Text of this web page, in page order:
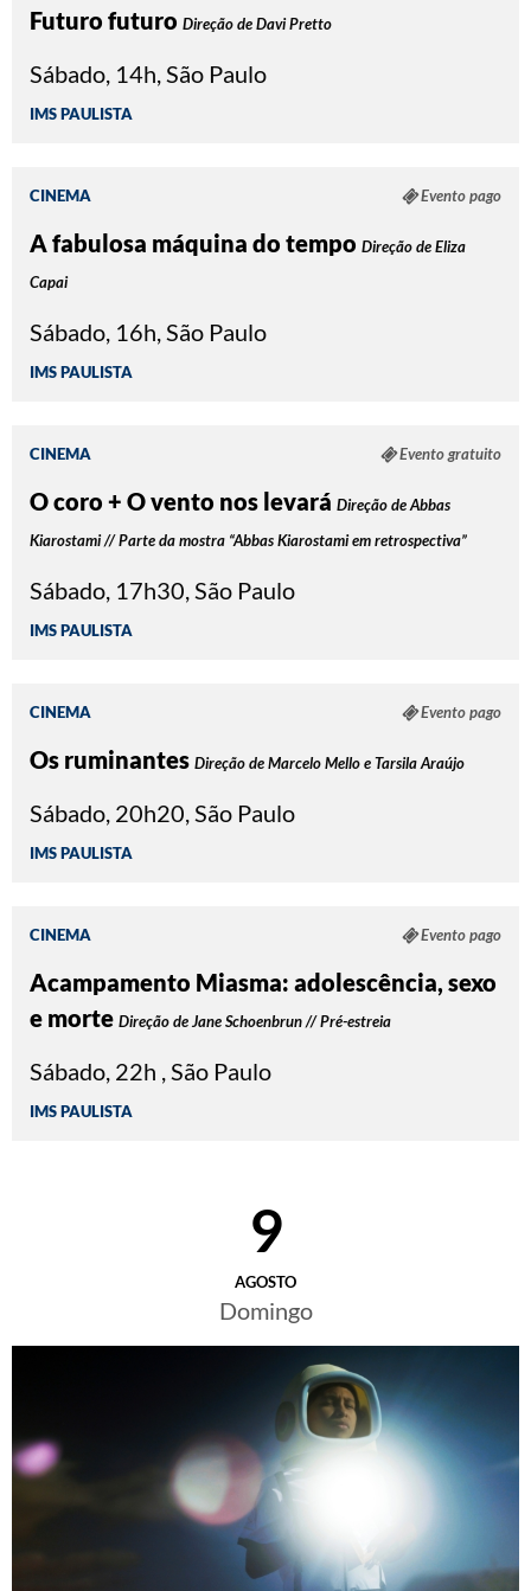
Futuro futuro Direção de Davi Pretto
Sábado, 14h, São Paulo
IMS PAULISTA
CINEMA Evento pago
A fabulosa máquina do tempo Direção de Eliza
Capai
Sábado, 16h, São Paulo
IMS PAULISTA
CINEMA Evento gratuito
O coro + O vento nos levará Direção de Abbas
Kiarostami // Parte da mostra “Abbas Kiarostami em retrospectiva”
Sábado, 17h30, São Paulo
IMS PAULISTA
CINEMA Evento pago
Os ruminantes Direção de Marcelo Mello e Tarsila Araújo
Sábado, 20h20, São Paulo
IMS PAULISTA
CINEMA Evento pago
Acampamento Miasma: adolescência, sexo
e morte Direção de Jane Schoenbrun// Pré-estreia
Sábado, 22h , São Paulo
IMS PAULISTA
9
AGOSTO
Domingo